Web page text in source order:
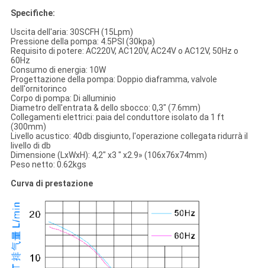
Specifiche:
Uscita dell'aria: 30SCFH (15Lpm)
Pressione della pompa: 4.5PSI (30kpa)
Requisito di potere: AC220V, AC120V, AC24V o AC12V, 50Hz o
60Hz
Consumo di energia: 10W
Progettazione della pompa: Doppio diaframma, valvole
dell'ornitorinco
Corpo di pompa: Di alluminio
Diametro dell'entrata & dello sbocco: 0,3" (7.6mm)
Collegamenti elettrici: paia del conduttore isolato da 1 ft
(300mm)
Livello acustico: 40db disgiunto, l'operazione collegata ridurrà il
livello di db
Dimensione (LxWxH): 4,2" x3 " x2.9» (106x76x74mm)
Peso netto: 0.62kgs
Curva di prestazione